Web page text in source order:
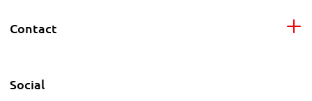
Contact
Social